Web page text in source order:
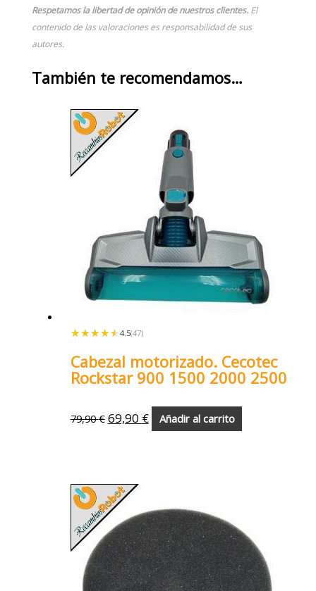
Respetamos la libertad de opinión de nuestros clientes. El
contenido de las valoraciones es responsabilidad de sus
autores.
También te recomendamos…
★★★★★
★★★★★ 4.5(47)
Cabezal motorizado. Cecotec
Rockstar 900 1500 2000 2500
79,90€ 69,90 € Añadir al carrito